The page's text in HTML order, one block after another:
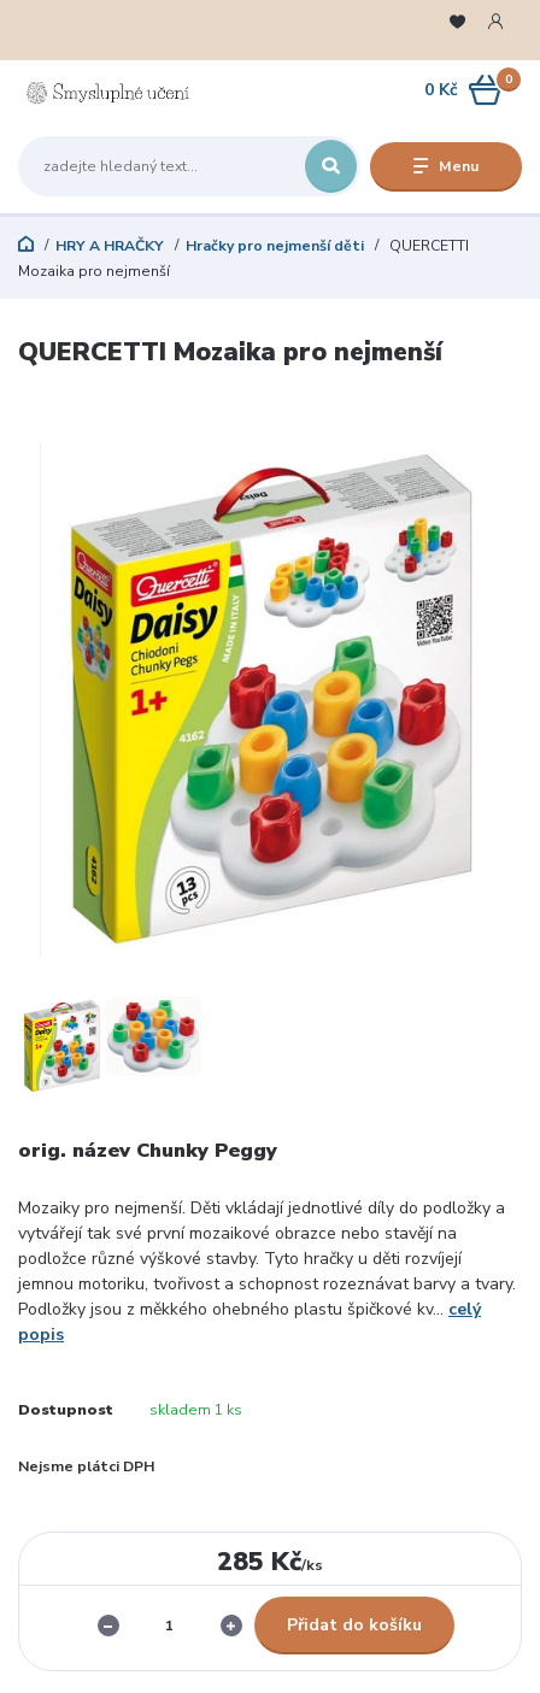
Menu
0
0 Kč
HRY A HRAČKY Hračky pro nejmenší děti
QUERCETTI
Mozaika pro nejmenší
QUERCETTI Mozaika pro nejmenší
orig. název Chunky Peggy
Mozaiky pro nejmenší. Děti vkládají jednotlivé díly do podložky a
vytvářejí tak své první mozaikové obrazce nebo stavějí na
podložce různé výškové stavby. Tyto hračky u děti rozvíjejí
jemnou motoriku, tvořivost a schopnost rozeznávat barvy a tvary.
Podložky jsou z měkkého ohebného plastu špičkové kv... celý
popis
Dostupnost skladem 1 ks
Nejsme plátci DPH
285 Kč/ks
Přidat do košíku